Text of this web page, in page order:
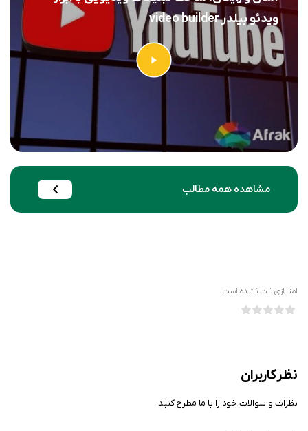
مشاهده همه مطالب
ویدئو بیلدر video builder
امتیازی ثبت نشده است
نظر کاربران
نظرات و سوالات خود را با ما مطرح کنید